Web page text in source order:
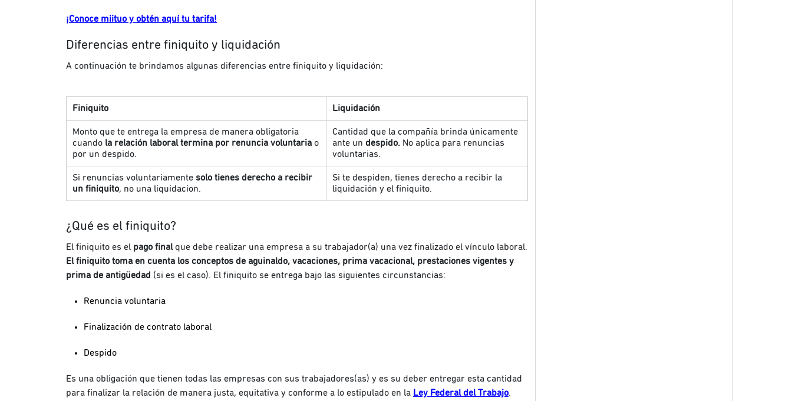
¡Conoce miituo y obtén aquí tu tarifa!
Diferencias entre finiquito y liquidación
A continuación te brindamos algunas diferencias entre finiquito y liquidación:
Finiquito Liquidación
Monto que te entrega la empresa de manera obligatoria
cuando la relación laboral termina por renuncia voluntaria o
por un despido.
Cantidad que la compañía brinda únicamente
ante un despido. No aplica para renuncias
voluntarias.
Si renuncias voluntariamente solo tienes derecho a recibir
un finiquito, no una liquidacion.
Si te despiden, tienes derecho a recibir la
liquidación y el finiquito.
¿Qué es el finiquito?
El finiquito es el pago finalque debe realizar una empresa a su trabajador(a) una vez finalizado el vínculo laboral.
El finiquito toma en cuenta los conceptos de aguinaldo, vacaciones, prima vacacional, prestaciones vigentes y
prima de antigüedad (si es el caso). El finiquito se entrega bajo las siguientes circunstancias:
Renuncia voluntaria
Finalización de contrato laboral
Despido
Es una obligación que tienen todas las empresas con sus trabajadores(as) y es su deber entregar esta cantidad
para finalizar la relación de manera justa, equitativa y conforme a lo estipulado en la Ley Federal del Trabajo.